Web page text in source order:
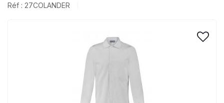
Réf : 27COLANDER